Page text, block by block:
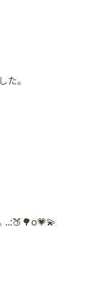
。
..:🍑🌳o💗💫